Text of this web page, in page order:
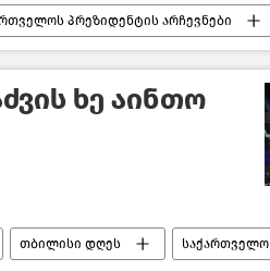
პრეზიდენტის არჩევნები
ხე აინთო
თბილისი დღეს საქართველო